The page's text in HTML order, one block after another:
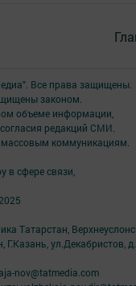
Все права защищены.
законом.
объеме информации,
редакций СМИ.
массовым коммуникациям.
в сфере связи,
Татарстан,
Г.Казань, ул.Декабристов,
nov@tatmedia.com